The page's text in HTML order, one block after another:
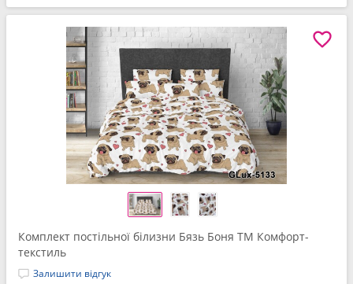
Комплект постільної білизни Бязь Боня ТМ Комфорт-
текстиль
Залишити відгук